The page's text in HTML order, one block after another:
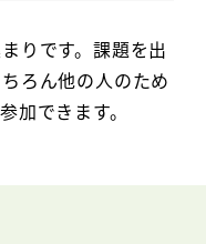
りです。課題を出
ろん他の人のため
加できます。